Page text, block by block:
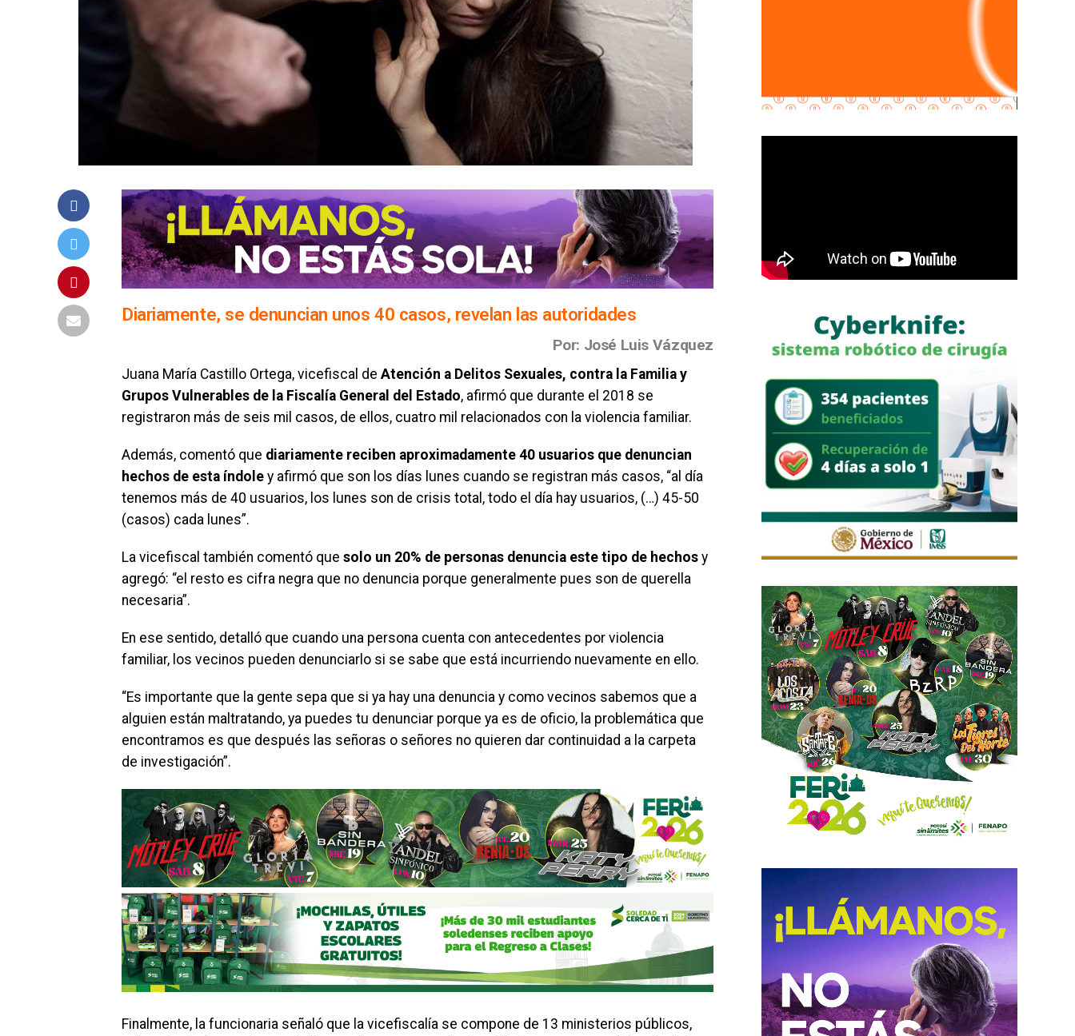
Diariamente, se denuncian unos 40 casos, revelan las autoridades
Por: José Luis Vázquez
Juana María Castillo Ortega, vicefiscal de Atención a Delitos Sexuales, contra la Familia y
Grupos Vulnerables de la Fiscalía General del Estado, afirmó que durante el 2018 se
registraron más de seis mil casos, de ellos, cuatro mil relacionados con la violencia familiar.
Además, comentó que diariamente reciben aproximadamente 40 usuarios que denuncian
hechos de esta índole y afirmó que son los días lunes cuando se registran más casos, “al día
tenemos más de 40 usuarios, los lunes son de crisis total, todo el día hay usuarios, (…) 45-50
(casos) cada lunes”.
La vicefiscal también comentó que solo un 20% de personas denuncia este tipo de hechos y
agregó: “el resto es cifra negra que no denuncia porque generalmente pues son de querella
necesaria”.
En ese sentido, detalló que cuando una persona cuenta con antecedentes por violencia
familiar, los vecinos pueden denunciarlo si se sabe que está incurriendo nuevamente en ello.
“Es importante que la gente sepa que si ya hay una denuncia y como vecinos sabemos que a
alguien están maltratando, ya puedes tu denunciar porque ya es de oficio, la problemática que
encontramos es que después las señoras o señores no quieren dar continuidad a la carpeta
de investigación”.
Finalmente, la funcionaria señaló que la vicefiscalía se compone de 13 ministerios públicos,